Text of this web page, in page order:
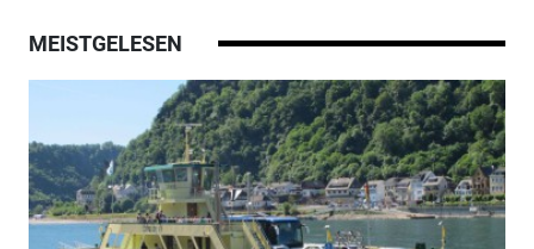
MEISTGELESEN